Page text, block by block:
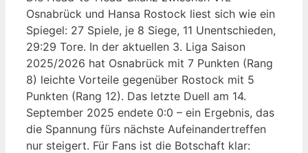
Osnabrück und Hansa Rostock liest sich wie ein
Spiegel: 27 Spiele, je 8 Siege, 11 Unentschieden,
29:29 Tore. In der aktuellen 3. Liga Saison
2025/2026 hat Osnabrück mit 7 Punkten (Rang
8) leichte Vorteile gegenüber Rostock mit 5
Punkten (Rang 12). Das letzte Duell am 14.
September 2025 endete 0:0 – ein Ergebnis, das
die Spannung fürs nächste Aufeinandertreffen
nur steigert. Für Fans ist die Botschaft klar: